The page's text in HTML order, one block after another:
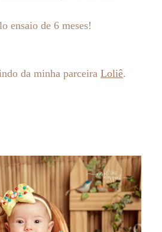
ensaio de 6 meses!
da minha parceira Loliê.